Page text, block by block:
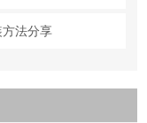
法分享